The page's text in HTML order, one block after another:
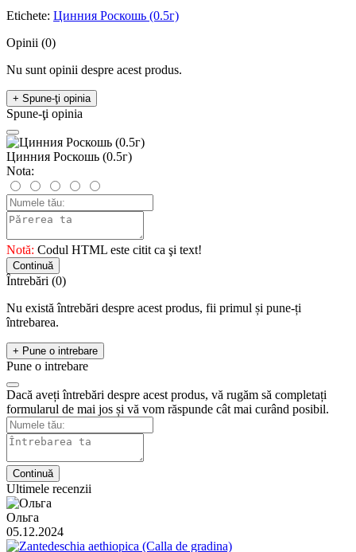
Etichete: Цинния Роскошь (0.5г)
Opinii (0)
Nu sunt opinii despre acest produs.
+ Spune-ţi opinia
Spune-ţi opinia
Цинния Роскошь (0.5г)
Nota:
Notă: Codul HTML este citit ca şi text!
Continuă
Întrebări (0)
Nu există întrebări despre acest produs, fii primul și pune-ți
întrebarea.
+ Pune o intrebare
Pune o intrebare
Dacă aveți întrebări despre acest produs, vă rugăm să completați
formularul de mai jos și vă vom răspunde cât mai curând posibil.
Continuă
Ultimele recenzii
Ольга
05.12.2024